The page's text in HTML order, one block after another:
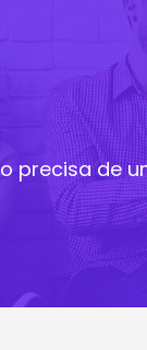
precisa de